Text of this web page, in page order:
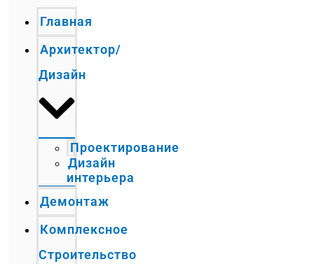
Главная
Архитектор/
Дизайн
Проектирование
Дизайн
интерьера
Демонтаж
Комплексное
Строительство